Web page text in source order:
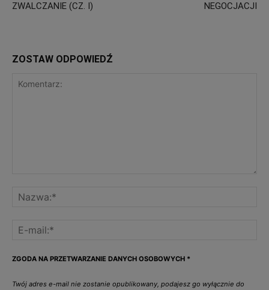
ZWALCZANIE (CZ. I)
NEGOCJACJI
ZOSTAW ODPOWIEDŹ
ZGODA NA PRZETWARZANIE DANYCH OSOBOWYCH *
Twój adres e-mail nie zostanie opublikowany, podajesz go wyłącznie do